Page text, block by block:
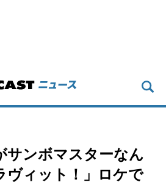
サンボマスターなん
ィット！」ロケで